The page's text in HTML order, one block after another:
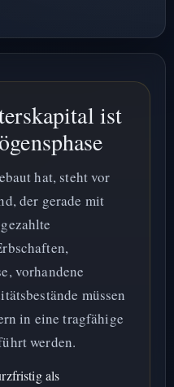
ist
hat, steht vor
der gerade mit
vorhandene
müssen
in eine tragfähige
werden.
als